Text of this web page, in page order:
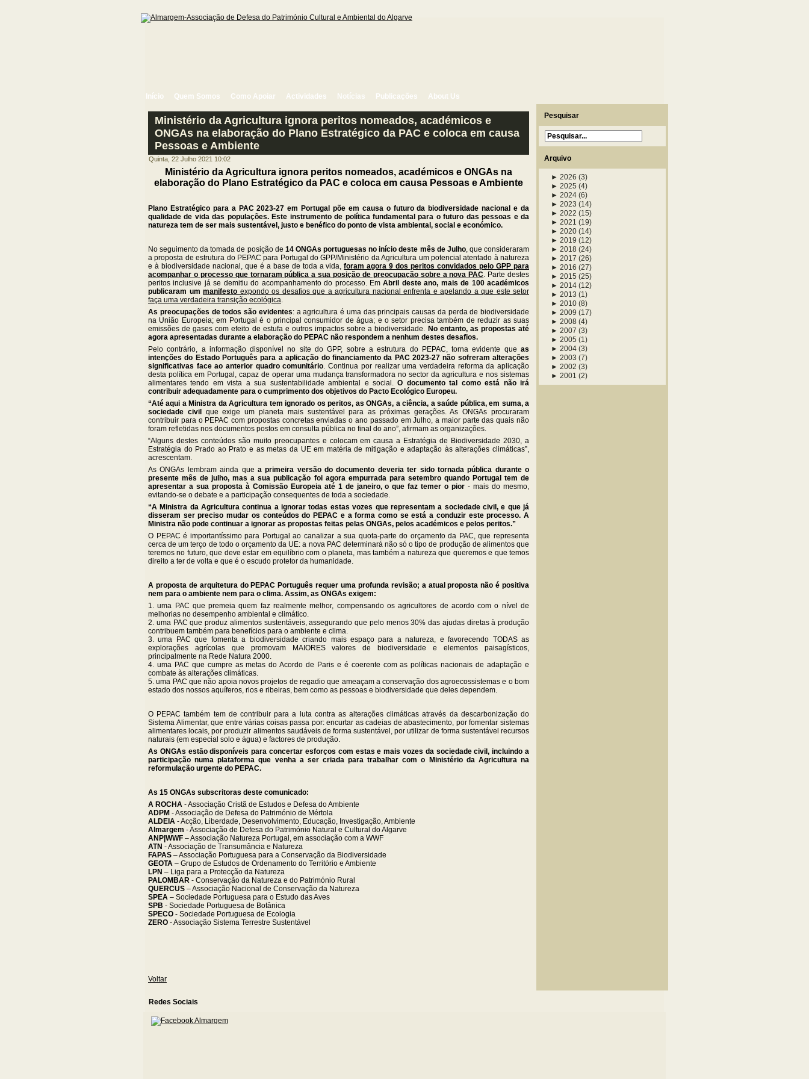
Início Quem Somos Como Apoiar Actividades Notícias Publicações About Us
Ministério da Agricultura ignora peritos nomeados, académicos e
ONGAs na elaboração do Plano Estratégico da PAC e coloca em causa
Pessoas e Ambiente
Quinta, 22 Julho 2021 10:02
Ministério da Agricultura ignora peritos nomeados, académicos e ONGAs na
elaboração do Plano Estratégico da PAC e coloca em causa Pessoas e Ambiente
Plano Estratégico para a PAC 2023-27 em Portugal põe em causa o futuro da biodiversidade nacional e da
qualidade de vida das populações. Este instrumento de política fundamental para o futuro das pessoas e da
natureza tem de ser mais sustentável, justo e benéfico do ponto de vista ambiental, social e económico.
No seguimento da tomada de posição de 14 ONGAs portuguesas no início deste mês de Julho, que consideraram
a proposta de estrutura do PEPAC para Portugal do GPP/Ministério da Agricultura um potencial atentado à natureza
e à biodiversidade nacional, que é a base de toda a vida,foram agora 9 dos peritos convidados pelo GPP para
acompanhar o processo que tornaram pública a sua posição de preocupação sobre a nova PAC. Parte destes
peritos inclusive já se demitiu do acompanhamento do processo. EmAbril deste ano, mais de 100 académicos
publicaram um manifesto expondo os desafios que a agricultura nacional enfrenta e apelando a que este setor
faça uma verdadeira transição ecológica.
As preocupações de todos são evidentes: a agricultura é uma das principais causas da perda de biodiversidade
na União Europeia; em Portugal é o principal consumidor de água; e o setor precisa também de reduzir as suas
emissões de gases com efeito de estufa e outros impactos sobre a biodiversidade. No entanto, as propostas até
agora apresentadas durante a elaboração do PEPAC não respondem a nenhum destes desafios.
Pelo contrário, a informação disponível no site do GPP, sobre a estrutura do PEPAC, torna evidente que as
intenções do Estado Português para a aplicação do financiamento da PAC 2023-27 não sofreram alterações
significativas face ao anterior quadro comunitário. Continua por realizar uma verdadeira reforma da aplicação
desta política em Portugal, capaz de operar uma mudança transformadora no sector da agricultura e nos sistemas
alimentares tendo em vista a sua sustentabilidade ambiental e social.O documento tal como está não irá
contribuir adequadamente para o cumprimento dos objetivos do Pacto Ecológico Europeu.
“Até aqui a Ministra da Agricultura tem ignorado os peritos, as ONGAs, a ciência, a saúde pública, em suma, a
sociedade civil
que exige um planeta mais sustentável para as próximas gerações. As ONGAs procuraram
contribuir para o PEPAC com propostas concretas enviadas o ano passado em Julho, a maior parte das quais não
foram refletidas nos documentos postos em consulta pública no final do ano”, afirmam as organizações.
“Alguns destes conteúdos são muito preocupantes e colocam em causa a Estratégia de Biodiversidade 2030, a
Estratégia do Prado ao Prato e as metas da UE em matéria de mitigação e adaptação às alterações climáticas”,
acrescentam.
As ONGAs lembram ainda que a primeira versão do documento deveria ter sido tornada pública durante o
presente mês de julho, mas a sua publicação foi agora empurrada para setembro quando Portugal tem de
apresentar a sua proposta à Comissão Europeia até 1 de janeiro, o que faz temer o pior - mais do mesmo,
evitando-se o debate e a participação consequentes de toda a sociedade.
“A Ministra da Agricultura continua a ignorar todas estas vozes que representam a sociedade civil, e que já
disseram ser preciso mudar os conteúdos do PEPAC e a forma como se está a conduzir este processo. A
Ministra não pode continuar a ignorar as propostas feitas pelas ONGAs, pelos académicos e pelos peritos.”
O PEPAC é importantíssimo para Portugal ao canalizar a sua quota-parte do orçamento da PAC, que representa
cerca de um terço de todo o orçamento da UE: a nova PAC determinará não só o tipo de produção de alimentos que
teremos no futuro, que deve estar em equilíbrio com o planeta, mas também a natureza que queremos e que temos
direito a ter de volta e que é o escudo protetor da humanidade.
A proposta de arquitetura do PEPAC Português requer uma profunda revisão; a atual proposta não é positiva
nem para o ambiente nem para o clima. Assim, as ONGAs exigem:
1. uma PAC que premeia quem faz realmente melhor, compensando os agricultores de acordo com o nível de
melhorias no desempenho ambiental e climático.
2. uma PAC que produz alimentos sustentáveis, assegurando que pelo menos 30% das ajudas diretas à produção
contribuem também para benefícios para o ambiente e clima.
3. uma PAC que fomenta a biodiversidade criando mais espaço para a natureza, e favorecendo TODAS as
explorações agrícolas que promovam MAIORES valores de biodiversidade e elementos paisagísticos,
principalmente na Rede Natura 2000.
4. uma PAC que cumpre as metas do Acordo de Paris e é coerente com as políticas nacionais de adaptação e
combate às alterações climáticas.
5. uma PAC que não apoia novos projetos de regadio que ameaçam a conservação dos agroecossistemas e o bom
estado dos nossos aquíferos, rios e ribeiras, bem como as pessoas e biodiversidade que deles dependem.
O PEPAC também tem de contribuir para a luta contra as alterações climáticas através da descarbonização do
Sistema Alimentar, que entre várias coisas passa por: encurtar as cadeias de abastecimento, por fomentar sistemas
alimentares locais, por produzir alimentos saudáveis de forma sustentável, por utilizar de forma sustentável recursos
naturais (em especial solo e água) e factores de produção.
As ONGAs estão disponíveis para concertar esforços com estas e mais vozes da sociedade civil, incluindo a
participação numa plataforma que venha a ser criada para trabalhar com o Ministério da Agricultura na
reformulação urgente do PEPAC.
As 15 ONGAs subscritoras deste comunicado:
A ROCHA - Associação Cristã de Estudos e Defesa do Ambiente
ADPM - Associação de Defesa do Património de Mértola
ALDEIA - Acção, Liberdade, Desenvolvimento, Educação, Investigação, Ambiente
Almargem - Associação de Defesa do Património Natural e Cultural do Algarve
ANP|WWF – Associação Natureza Portugal, em associação com a WWF
ATN - Associação de Transumância e Natureza
FAPAS – Associação Portuguesa para a Conservação da Biodiversidade
GEOTA – Grupo de Estudos de Ordenamento do Território e Ambiente
LPN – Liga para a Protecção da Natureza
PALOMBAR - Conservação da Natureza e do Património Rural
QUERCUS – Associação Nacional de Conservação da Natureza
SPEA – Sociedade Portuguesa para o Estudo das Aves
SPB - Sociedade Portuguesa de Botânica
SPECO - Sociedade Portuguesa de Ecologia
ZERO - Associação Sistema Terrestre Sustentável
Voltar
Pesquisar
Arquivo
► 2026 (3)
► 2025 (4)
► 2024 (6)
► 2023 (14)
► 2022 (15)
► 2021 (19)
► 2020 (14)
► 2019 (12)
► 2018 (24)
► 2017 (26)
► 2016 (27)
► 2015 (25)
► 2014 (12)
► 2013 (1)
► 2010 (8)
► 2009 (17)
► 2008 (4)
► 2007 (3)
► 2005 (1)
► 2004 (3)
► 2003 (7)
► 2002 (3)
► 2001 (2)
Redes Sociais